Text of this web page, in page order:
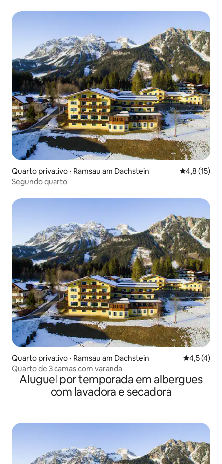
Quarto privativo ⋅ Ramsau am Dachstein 4,8 de uma
4,8 (15)
Segundo quarto
Quarto privativo ⋅ Ramsau am Dachstein 4,5 de
4,5 (4)
Quarto de 3 camas com varanda
Aluguel por temporada em albergues
com lavadora e secadora